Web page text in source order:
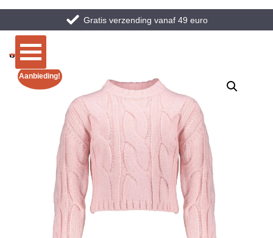
Gratis verzending vanaf 49 euro
Aanbieding!